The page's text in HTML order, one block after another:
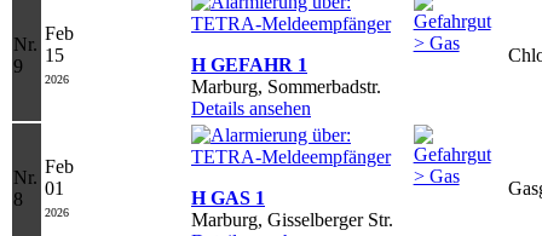
Nr.
9
Feb
15
2026
H GEFAHR 1
Marburg, Sommerbadstr.
Details ansehen
Nr.
8
Feb
01
2026
H GAS 1
Marburg, Gisselberger Str.